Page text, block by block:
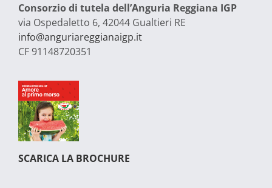
Consorzio di tutela dell’Anguria Reggiana IGP
via Ospedaletto 6, 42044 Gualtieri RE
info@anguriareggianaigp.it
CF 91148720351
SCARICA LA BROCHURE